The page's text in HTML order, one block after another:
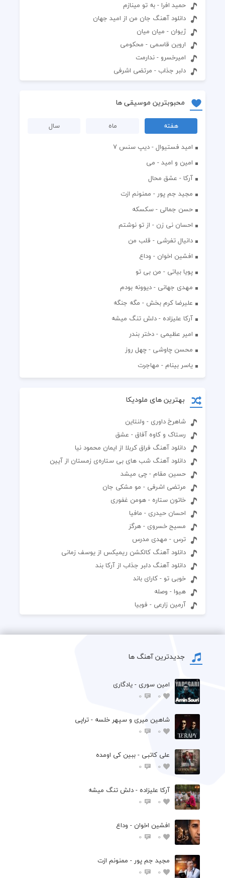
حمید افرا - به تو مینازم
دانلود آهنگ جان من از امید جهان
ژیوان - میان میان
اروین قاسمی - محکومی
امیرخسرو - ندارمت
دلبر جذاب - مرتضی اشرفی
محبوبترین موسیقی ها
هفته ماه
سال
اميد فستيوال - ديپ سنس ۷
امین و امید - می
آرکا - عشق محال
مجید جم پور - ممنونم ازت
حسن جمالی - سکسکه
احسان نی زن - از تو نوشتم
دانیال تفرشی - قلب من
افشين اخوان - وداع
پویا بیاتی - من بی تو
مهدی جهانی - دیوونه بودم
علیرضا کرم بخش - مگه جنگه
آرکا علیزاده - دلش تنگ میشه
امیر عظیمی - دختر بندر
محسن چاوشی - چهل روز
یاسر بینام - مهاجرت
بهترین های ملودیکا
شاهرخ داوری - ولنتاین
رستاک و کاوه آفاق - عشق
دانلود آهنگ فراق کربلا از ایمان محمود نیا
دانلود آهنگ شب های بی ستاره‌ی زمستان از آیین
حسین مقام - چی میشد
مرتضی اشرفی - مو مشکی جان
خاتون ستاره - هومن غفوری
احسان حیدری - مافیا
مسیح خسروی - هرگز
ترس - مهدی مدرس
دانلود آهنگ کالکشن ریمیکس از یوسف زمانی
دانلود آهنگ دلبر جذاب از آرکا بند
خوبی تو - کارای باند
هیوا - وصله
آرمین زارعی - فوبیا
جدیدترین آهنگ ها
امین سوری - یادگاری
0
0
شاهین میری و سپهر خلسه - تراپی
0
0
علی کاتبی - ببین کی اومده
0
0
آرکا علیزاده - دلش تنگ میشه
0
0
افشين اخوان - وداع
0
0
مجید جم پور - ممنونم ازت
0
0